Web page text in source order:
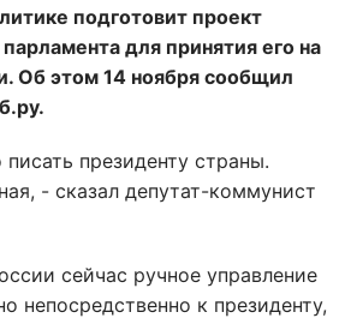
подготовит проект
для принятия его на
Об этом 14 ноября сообщил
президенту страны.
- сказал депутат-коммунист
сейчас ручное управление
непосредственно к президенту,